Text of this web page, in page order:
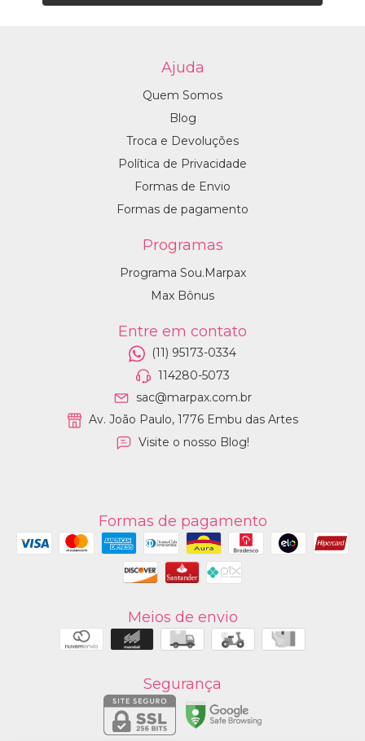
Ajuda
Quem Somos
Blog
Troca e Devoluções
Política de Privacidade
Formas de Envio
Formas de pagamento
Programas
Programa Sou.Marpax
Max Bônus
Entre em contato
(11) 95173-0334
114280-5073
sac@marpax.com.br
Av. João Paulo, 1776 Embu das Artes
Visite o nosso Blog!
Formas de pagamento
Meios de envio
Segurança